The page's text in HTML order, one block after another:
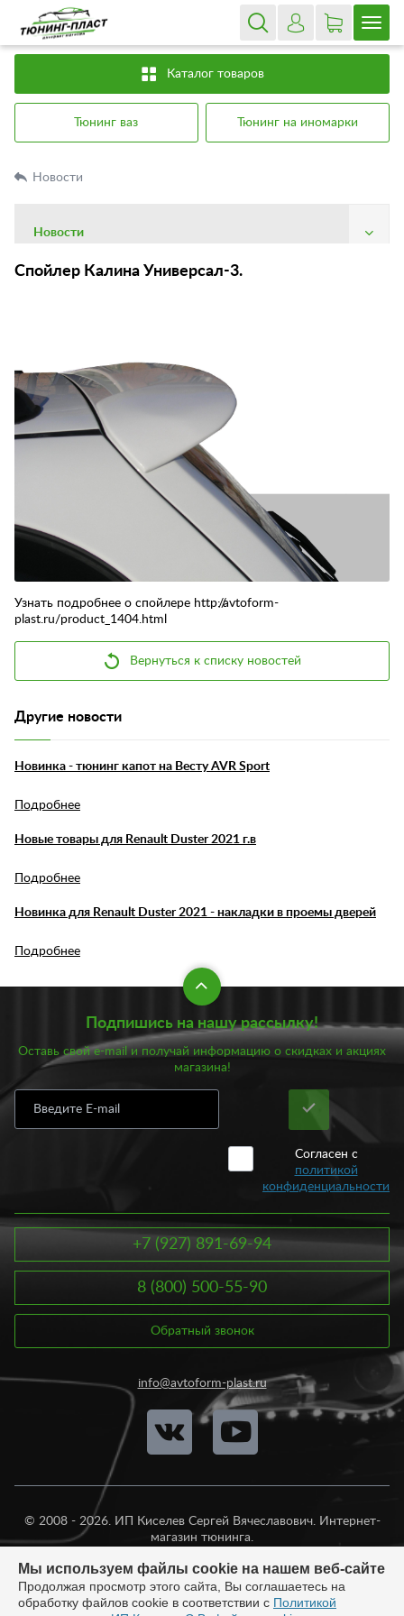
Каталог товаров
Тюнинг ваз Тюнинг на иномарки
Новости
О компании
Новости
Гарантия
Контакты
Спойлер Калина Универсал-3.
Узнать подробнее о спойлере http://avtoform-
plast.ru/product_1404.html
Вернуться к списку новостей
Другие новости
Новинка - тюнинг капот на Весту AVR Sport
Подробнее
Новые товары для Renault Duster 2021 г.в
Подробнее
Новинка для Renault Duster 2021 - накладки в проемы дверей
Подробнее
Подпишись на нашу рассылку!
Оставь свой e-mail и получай информацию о скидках и акциях
магазина!
Согласен с
политикой
конфиденциальности
+7 (927) 891-69-94
8 (800) 500-55-90
Обратный звонок
info@avtoform-plast.ru
© 2008 - 2026. ИП Киселев Сергей Вячеславович. Интернет-
магазин тюнинга.
Мы используем файлы cookie на нашем веб-сайте
Продолжая просмотр этого сайта, Вы соглашаетесь на
обработку файлов cookie в соответствии с Политикой